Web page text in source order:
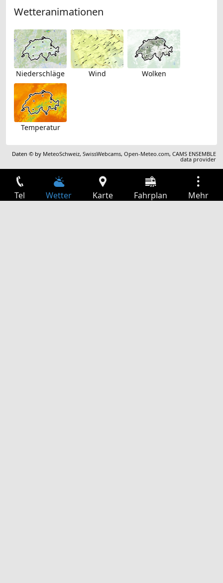
Wetteranimationen
Niederschläge Wind Wolken
Temperatur
Daten © by MeteoSchweiz,SwissWebcams,Open-Meteo.com,CAMS ENSEMBLE
data provider
Tel Wetter Karte Fahrplan Mehr